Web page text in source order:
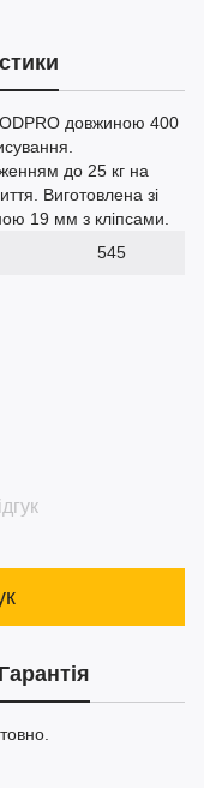
довжиною 400
до 25 кг на
Виготовлена зі
19 мм з кліпсами.
545
Гарантія